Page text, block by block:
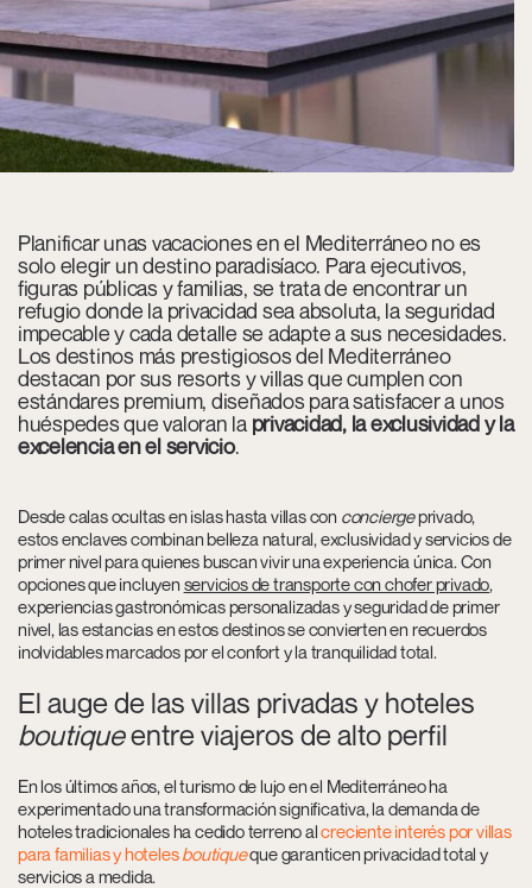
Planificar unas vacaciones en el Mediterráneo no es
solo elegir un destino paradisíaco. Para ejecutivos,
figuras públicas y familias, se trata de encontrar un
refugio donde la privacidad sea absoluta, la seguridad
impecable y cada detalle se adapte a sus necesidades.
Los destinos más prestigiosos del Mediterráneo
destacan por sus resorts y villas que cumplen con
estándares premium, diseñados para satisfacer a unos
huéspedes que valoran la privacidad, la exclusividad y la
excelencia en el servicio.
Desde calas ocultas en islas hasta villas con conciergeprivado,
estos enclaves combinan belleza natural, exclusividad y servicios de
primer nivel para quienes buscan vivir una experiencia única. Con
opciones que incluyenservicios de transporte con chofer privado,
experiencias gastronómicas personalizadas y seguridad de primer
nivel, las estancias en estos destinos se convierten en recuerdos
inolvidables marcados por el confort y la tranquilidad total.
El auge de las villas privadas y hoteles
boutiqueentre viajeros de alto perfil
En los últimos años, el turismo de lujo en el Mediterráneo ha
experimentado una transformación significativa, la demanda de
hoteles tradicionales ha cedido terreno alcreciente interés por villas
para familias y hotelesboutiqueque garanticen privacidad total y
servicios a medida.